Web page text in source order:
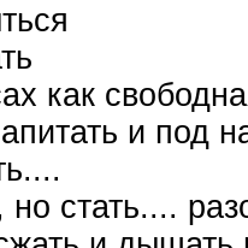
как
и под
стать....